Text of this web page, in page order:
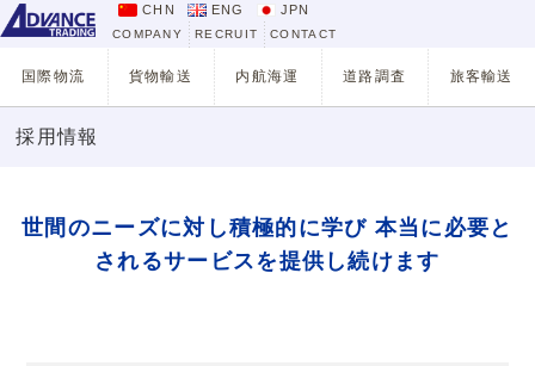
採用情報｜アドバンストレーディング
CHN ENG JPN
COMPANY RECRUIT CONTACT
国際物流 貨物輸送 内航海運 道路調査 旅客輸送
採用情報
世間のニーズに対し積極的に学び 本当に必要と
されるサービスを提供し続けます